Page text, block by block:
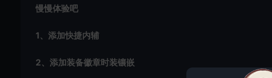
慢慢体验吧
1、添加快捷内辅
2、添加装备徽章时装镶嵌